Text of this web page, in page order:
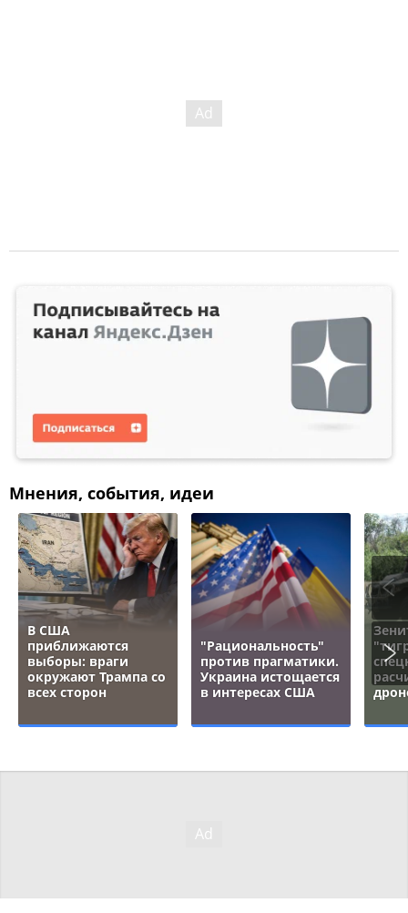
Мнения, события, идеи
В США
приближаются
выборы: враги
окружают Трампа со
всех сторон
"Рациональность"
против прагматики.
Украина истощается
в интересах США